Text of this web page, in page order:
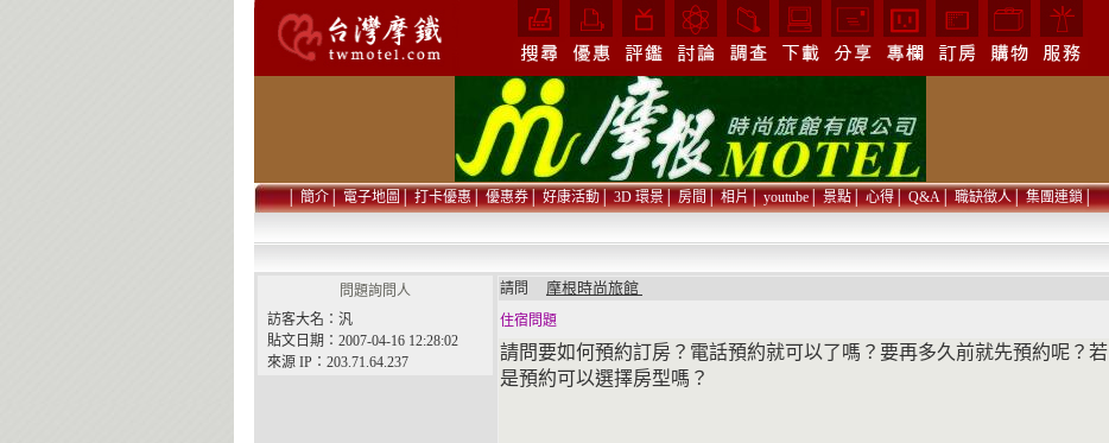
│簡介│電子地圖│打卡優惠│優惠券│好康活動│3D 環景│房間│相片│youtube│景點│心得│Q&A│職缺徵人│集團連鎖│
問題詢問人
訪客大名：汎
貼文日期：2007-04-16 12:28:02
來源 IP：203.71.64.237
請問 摩根時尚旅館
住宿問題
請問要如何預約訂房？電話預約就可以了嗎？要再多久前就先預約呢？若
是預約可以選擇房型嗎？